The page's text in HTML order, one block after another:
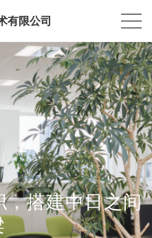
有限公司
，搭建中日之间